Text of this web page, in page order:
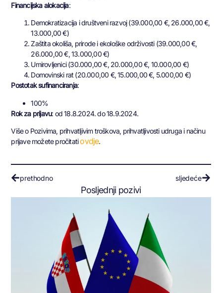
Financijska alokacija:
Demokratizacija i društveni razvoj (39.000,00 €, 26.000,00 €,
13.000,00 €)
Zaštita okoliša, prirode i ekološke održivosti (39.000,00 €,
26.000,00 €, 13.000,00 €)
Umirovljenici (30.000,00 €, 20.000,00 €, 10.000,00 €)
Domovinski rat (20.000,00 €, 15.000,00 €, 5.000,00 €)
Postotak sufinanciranja:
100%
Rok za prijavu: od 18.8.2024. do 18.9.2024.
Više o Pozivima, prihvatljivim troškova, prihvatljivosti udruga i načinu
prijave možete pročitatiovdje.
prethodno sljedeće
Posljednji pozivi